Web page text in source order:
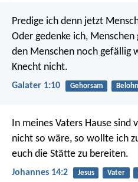
Predige ich denn jetzt
Oder gedenke ich,
den Menschen noch gefällig
Knecht nicht.
Galater 1:10 Gehorsam
In meines Vaters Hause sind
nicht so wäre, so wollte ich
euch die Stätte zu bereiten.
Johannes 14:2 Jesus Vater